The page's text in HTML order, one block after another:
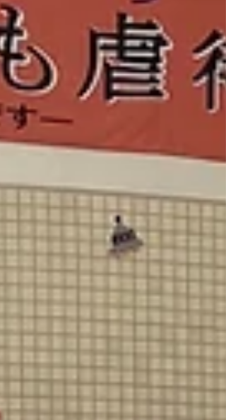
お知らせ
12月5日より、スマート散骨プランがリリースさ
れました。 これはネット申込限定のプランとな
ますが、従来からの委託散骨プランにおける標準
パッケージ内容を、オプションメニュー化する事
で、より利用しやすい価格体系にしたもので
す。...